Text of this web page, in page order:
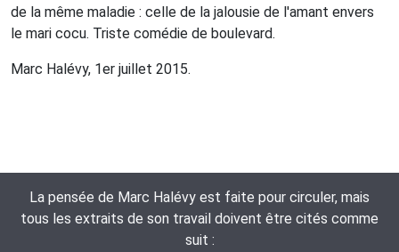
de la même maladie : celle de la jalousie de l'amant envers
le mari cocu. Triste comédie de boulevard.
Marc Halévy, 1er juillet 2015.
La pensée de Marc Halévy est faite pour circuler, mais
tous les extraits de son travail doivent être cités comme
suit :